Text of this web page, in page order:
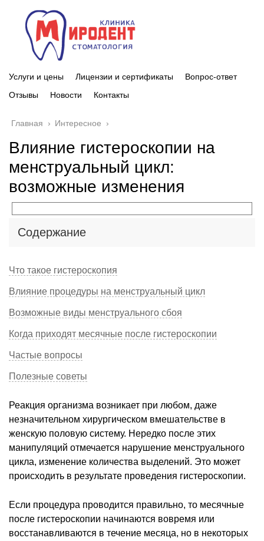
Услуги и цены Лицензии и сертификаты
Вопрос-ответ
Отзывы
Новости Контакты
Главная › Интересное ›
Влияние гистероскопии на
менструальный цикл:
возможные изменения
Содержание
Что такое гистероскопия
Влияние процедуры на менструальный цикл
Возможные виды менструального сбоя
Когда приходят месячные после гистероскопии
Частые вопросы
Полезные советы
Реакция организма возникает при любом, даже
незначительном хирургическом вмешательстве в
женскую половую систему. Нередко после этих
манипуляций отмечается нарушение менструального
цикла, изменение количества выделений. Это может
происходить в результате проведения гистероскопии.
Если процедура проводится правильно, то месячные
после гистероскопии начинаются вовремя или
восстанавливаются в течение месяца, но в некоторых